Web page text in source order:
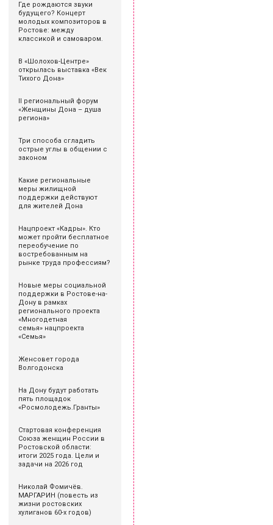
Где рождаются звуки
будущего? Концерт
молодых композиторов в
Ростове: между
классикой и самоваром.
В «Шолохов-Центре»
открылась выставка «Век
Тихого Дона»
II региональный форум
«Женщины Дона – душа
региона»
Три способа сгладить
острые углы в общении с
законом
Какие региональные
меры жилищной
поддержки действуют
для жителей Дона
Нацпроект «Кадры». Кто
может пройти бесплатное
переобучение по
востребованным на
рынке труда профессиям?
Новые меры социальной
поддержки в Ростове-на-
Дону в рамках
регионального проекта
«Многодетная
семья» нацпроекта
«Семья»
Женсовет города
Волгодонска
На Дону будут работать
пять площадок
«Росмолодежь.Гранты»
Стартовая конференция
Союза женщин России в
Ростовской области:
итоги 2025 года. Цели и
задачи на 2026 год
Николай Фомичёв.
МАРГАРИН (повесть из
жизни ростовских
хулиганов 60-х годов)